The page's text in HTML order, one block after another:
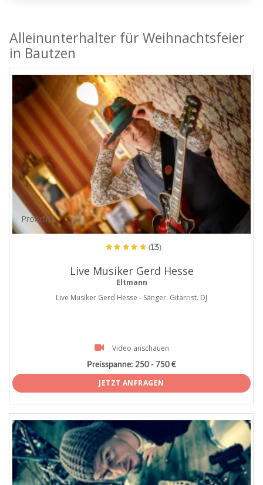
Alleinunterhalter für Weihnachtsfeier
in Bautzen
ProArtist
(13)
Live Musiker Gerd Hesse
Eltmann
Live Musiker Gerd Hesse - Sänger. Gitarrist. DJ
Video anschauen
Preisspanne: 250 - 750 €
JETZT ANFRAGEN